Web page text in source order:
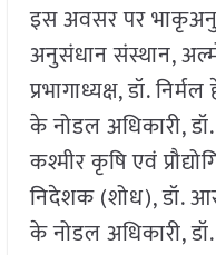
इस अवसर पर
अनुसंधान संस्थान,
प्रभागाध्यक्ष, डॉ.
के नोडल अधिकारी,
कश्मीर कृषि एवं
निदेशक (शोध), डॉ.
के नोडल अधिकारी,